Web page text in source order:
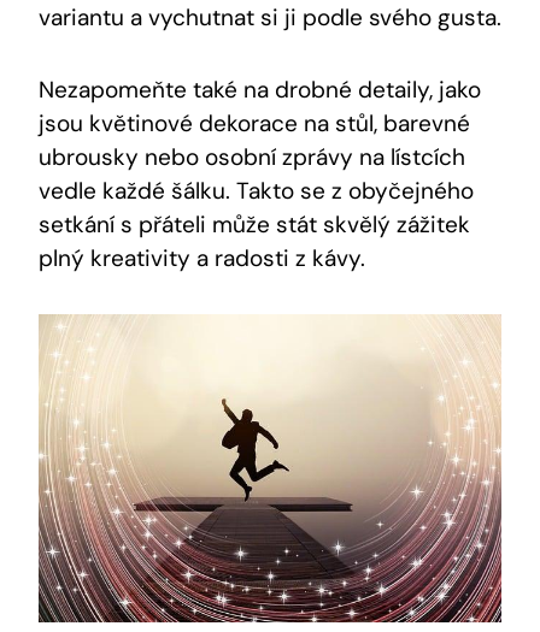
variantu a vychutnat si ji podle svého gusta.
Nezapomeňte také na drobné detaily, jako
jsou květinové dekorace na stůl, barevné
ubrousky nebo osobní zprávy na lístcích
vedle každé šálku. Takto se z obyčejného
setkání s přáteli může stát skvělý zážitek
plný kreativity a radosti z kávy.